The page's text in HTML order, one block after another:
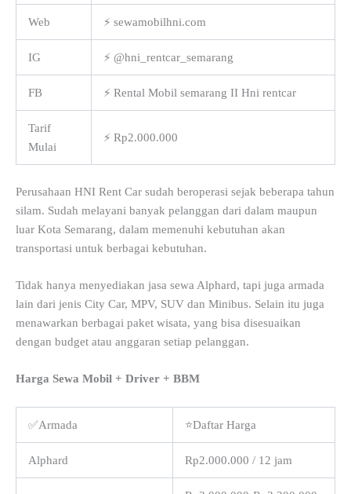
Web ⚡ sewamobilhni.com
IG ⚡ @hni_rentcar_semarang
FB ⚡ Rental Mobil semarang II Hni rentcar
Tarif
Mulai
⚡ Rp2.000.000
Perusahaan HNI Rent Car sudah beroperasi sejak beberapa tahun
silam. Sudah melayani banyak pelanggan dari dalam maupun
luar Kota Semarang, dalam memenuhi kebutuhan akan
transportasi untuk berbagai kebutuhan.
Tidak hanya menyediakan jasa sewa Alphard, tapi juga armada
lain dari jenis City Car, MPV, SUV dan Minibus. Selain itu juga
menawarkan berbagai paket wisata, yang bisa disesuaikan
dengan budget atau anggaran setiap pelanggan.
Harga Sewa Mobil + Driver + BBM
✅Armada ⭐Daftar Harga
Alphard Rp2.000.000 / 12 jam